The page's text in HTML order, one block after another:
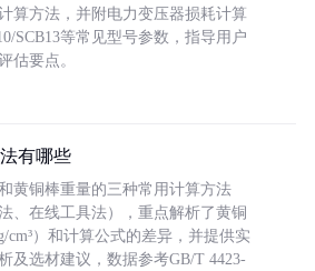
算方法，并附电力变压器损耗计算
SCB13等常见型号参数，指导用户
估要点。
有哪些
黄铜棒重量的三种常用计算方法
、在线工具法），重点解析了黄铜
cm³）和计算公式的差异，并提供实
及选材建议，数据参考GB/T 4423-